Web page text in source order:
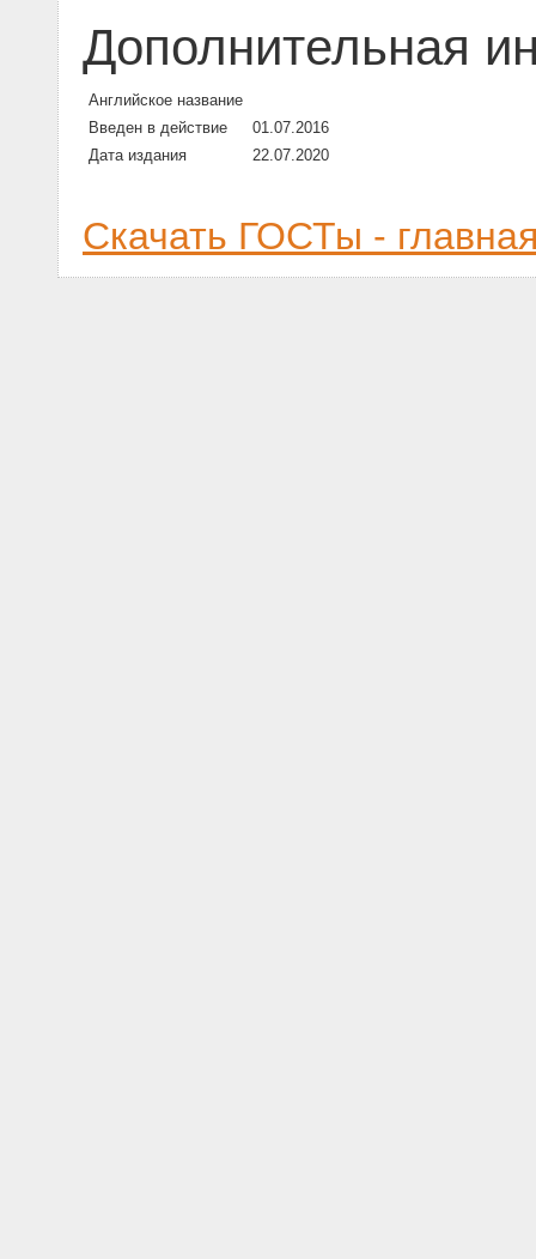
Дополнительная
Английское название
Введен в действие
01.07.2016
Дата издания
22.07.2020
Скачать ГОСТы -